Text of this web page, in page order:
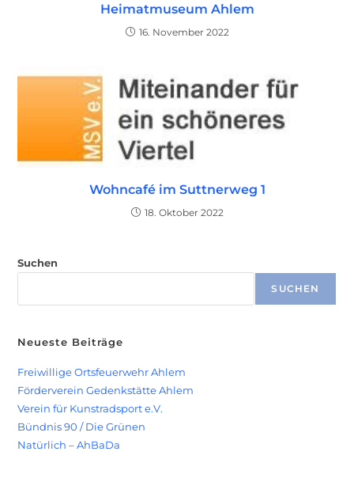
Heimatmuseum Ahlem
16. November 2022
Wohncafé im Suttnerweg 1
18. Oktober 2022
Suchen
SUCHEN
Neueste Beiträge
Freiwillige Ortsfeuerwehr Ahlem
Förderverein Gedenkstätte Ahlem
Verein für Kunstradsport e.V.
Bündnis 90 / Die Grünen
Natürlich – AhBaDa